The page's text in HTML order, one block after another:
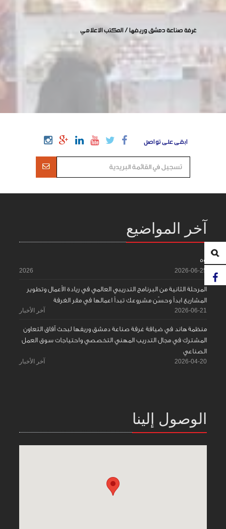
غرفة صناعة دمشق وريفها / المكتب الاعلامي
ابقى على تواصل
آخر المواضيع
55
2026-06-25
2026
المرحلة الثانية من البرنامج التدريبي العالمي في ريادة الأعمال وتطوير
المشاريع ابدأ وحسّن مشروعك تبدأ اعمالها في مقر الغرفة
2026-06-21 آخر الأخبار
منظمة هاند في ضيافة غرفة صناعة دمشق وريفها لبحث آفاق التعاون
المشترك في مجال التدريب المهني التخصصي واحتياجات سوق العمل
الصناعي
2026-04-20 آخر الأخبار
الوصول إلينا